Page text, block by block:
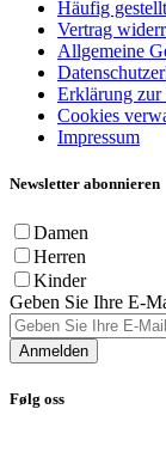
Häufig
Vertrag
Allgemeine
Erklärung
Cookies
Impressum
Newsletter abonnieren
Damen
Herren
Kinder
Geben Sie Ihre E-
Anmelden
Følg oss